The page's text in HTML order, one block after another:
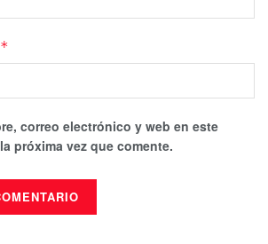
*
correo electrónico y web en este
próxima vez que comente.